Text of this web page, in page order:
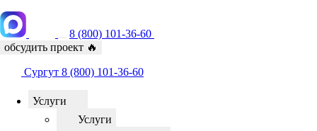
8 (800) 101-36-60
обсудить проект 🔥
Сургут 8 (800) 101-36-60
Услуги
Услуги